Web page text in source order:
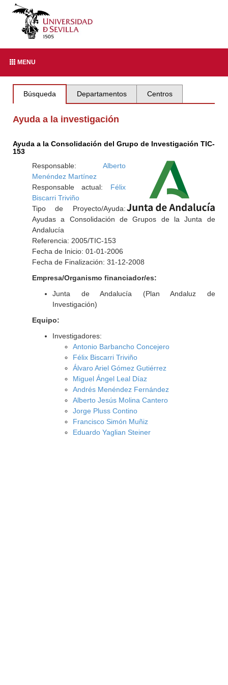
MENU
Búsqueda Departamentos Centros
Ayuda a la investigación
Ayuda a la Consolidación del Grupo de Investigación TIC-
153
Responsable: Alberto
Menéndez Martínez
Responsable actual: Félix
Biscarri Triviño
Tipo de Proyecto/Ayuda:
Ayudas a Consolidación de Grupos de la Junta de
Andalucía
Referencia: 2005/TIC-153
Fecha de Inicio: 01-01-2006
Fecha de Finalización: 31-12-2008
Empresa/Organismo financiador/es:
Junta de Andalucía (Plan Andaluz de
Investigación)
Equipo:
Investigadores:
Antonio Barbancho Concejero
Félix Biscarri Triviño
Álvaro Ariel Gómez Gutiérrez
Miguel Ángel Leal Díaz
Andrés Menéndez Fernández
Alberto Jesús Molina Cantero
Jorge Pluss Contino
Francisco Simón Muñiz
Eduardo Yaglian Steiner